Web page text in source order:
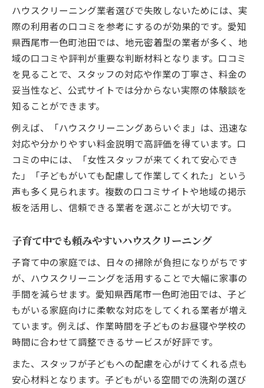
ハウスクリーニング業者選びで失敗しないためには、実
際の利用者の口コミを参考にするのが効果的です。愛知
県西尾市一色町池田では、地元密着型の業者が多く、地
域の口コミや評判が重要な判断材料となります。口コミ
を見ることで、スタッフの対応や作業の丁寧さ、料金の
妥当性など、公式サイトでは分からない実際の体験談を
知ることができます。
例えば、「ハウスクリーニングあらいぐま」は、迅速な
対応や分かりやすい料金説明で高評価を得ています。口
コミの中には、「女性スタッフが来てくれて安心でき
た」「子どもがいても配慮して作業してくれた」という
声も多く見られます。複数の口コミサイトや地域の掲示
板を活用し、信頼できる業者を選ぶことが大切です。
子育て中でも頼みやすいハウスクリーニング
子育て中の家庭では、日々の掃除が負担になりがちです
が、ハウスクリーニングを活用することで大幅に家事の
手間を減らせます。愛知県西尾市一色町池田では、子ど
もがいる家庭向けに柔軟な対応をしてくれる業者が増え
ています。例えば、作業時間を子どものお昼寝や学校の
時間に合わせて調整できるサービスが好評です。
また、スタッフが子どもへの配慮を心がけてくれる点も
安心材料となります。子どもがいる空間での洗剤の選び